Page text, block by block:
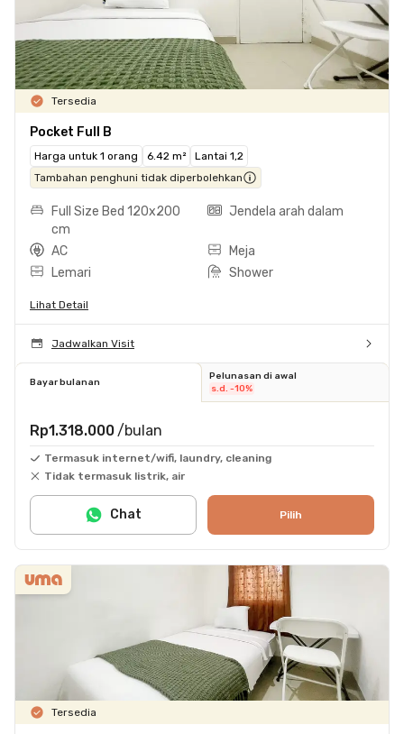
Tersedia
Pocket Full B
Harga untuk 1 orang 6.42 m²
Lantai 1,2
Tambahan penghuni tidak diperbolehkan
Full Size Bed 120x200
cm
Jendela arah dalam
AC
Meja
Lemari
Shower
Lihat Detail
Jadwalkan Visit
Bayar bulanan
Pelunasan di awal
s.d. -10%
Rp1.318.000 /bulan
Termasuk internet/wifi, laundry, cleaning
Tidak termasuk listrik, air
Pilih
Chat
Tersedia